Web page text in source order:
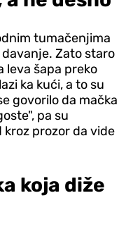
tumačenjima
davanje. Zato staro
leva šapa preko
ka kući, a to su
govorilo da mačka
pa su
prozor da vide
koja diže